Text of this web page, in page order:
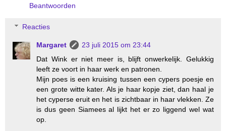
Beantwoorden
Reacties
Margaret
23 juli 2015 om 23:44
Dat Wink er niet meer is, blijft onwerkelijk. Gelukkig
leeft ze voort in haar werk en patronen.
Mijn poes is een kruising tussen een cypers poesje en
een grote witte kater. Als je haar kopje ziet, dan haal je
het cyperse eruit en het is zichtbaar in haar vlekken. Ze
is dus geen Siamees al lijkt het er zo liggend wel wat
op.